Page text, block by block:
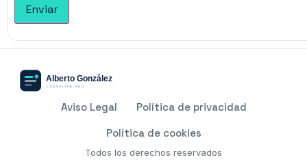
Aviso Legal
Política de privacidad
Política de cookies
Todos los derechos reservados